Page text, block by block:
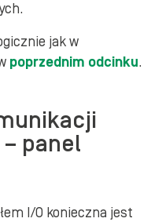
jak w
poprzednim odcinku.
– panel
I/O konieczna jest